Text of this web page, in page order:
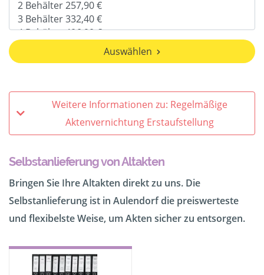
Auswählen
Weitere Informationen zu: Regelmäßige
Aktenvernichtung Erstaufstellung
Selbstanlieferung von Altakten
Bringen Sie Ihre Altakten direkt zu uns. Die
Selbstanlieferung ist in Aulendorf die preiswerteste
und flexibelste Weise, um Akten sicher zu entsorgen.